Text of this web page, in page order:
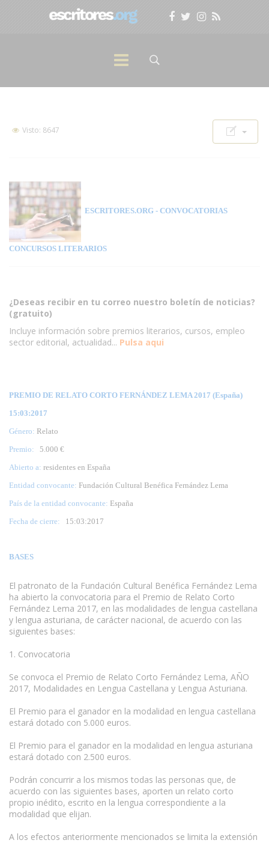
Visto: 8647
ESCRITORES.ORG - CONVOCATORIAS
CONCURSOS LITERARIOS
¿Deseas recibir en tu correo nuestro boletín de noticias?
(gratuito)
Incluye información sobre premios literarios, cursos, empleo
sector editorial, actualidad... Pulsa aqui
PREMIO DE RELATO CORTO FERNÁNDEZ LEMA 2017 (España)
15:03:2017
Género: Relato
Premio:
5.000 €
Abierto a: residentes en España
Entidad convocante: Fundación Cultural Benéfica Fernández Lema
País de la entidad convocante: España
Fecha de cierre: 15:03:2017
BASES
El patronato de la Fundación Cultural Benéfica Fernández Lema
ha abierto la convocatoria para el Premio de Relato Corto
Fernández Lema 2017, en las modalidades de lengua castellana
y lengua asturiana, de carácter nacional, de acuerdo con las
siguientes bases:
1. Convocatoria
Se convoca el Premio de Relato Corto Fernández Lema, AÑO
2017, Modalidades en Lengua Castellana y Lengua Asturiana.
El Premio para el ganador en la modalidad en lengua castellana
estará dotado con 5.000 euros.
El Premio para el ganador en la modalidad en lengua asturiana
estará dotado con 2.500 euros.
Podrán concurrir a los mismos todas las personas que, de
acuerdo con las siguientes bases, aporten un relato corto
propio inédito, escrito en la lengua correspondiente a la
modalidad que elijan.
A los efectos anteriormente mencionados se limita la extensión